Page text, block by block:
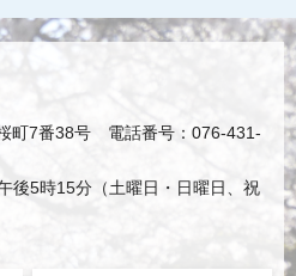
町7番38号 電話番号：076-431-
後5時15分（土曜日・日曜日、祝